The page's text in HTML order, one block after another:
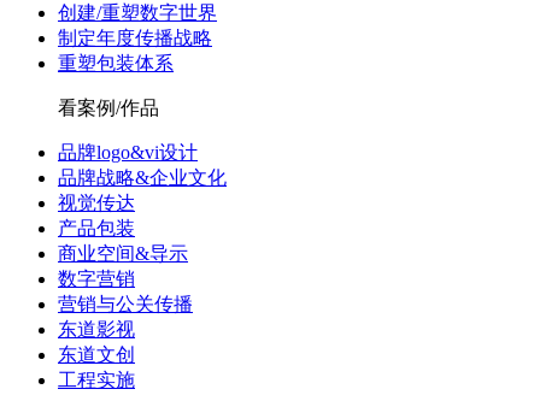
创建/重塑数字世界
制定年度传播战略
重塑包装体系
看案例/作品
品牌logo&vi设计
品牌战略&企业文化
视觉传达
产品包装
商业空间&导示
数字营销
营销与公关传播
东道影视
东道文创
工程实施